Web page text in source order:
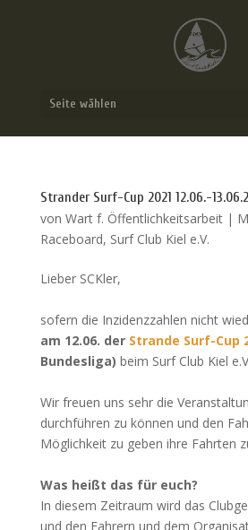
Seite wählen
Strander Surf-Cup 2021 12.06.-
von Wart f. Öffentlichkeitsarbeit|
Raceboard, Surf Club Kiel e.V.
Lieber SCKler,
sofern die Inzidenzzahlen nicht
am 12.06. der Strande Surf-Cup
Bundesliga) beim Surf Club Kiel
Wir freuen uns sehr die
durchführen zu können und den
Möglichkeit zu geben ihre Fahrten
Was heißt das für euch?
In diesem Zeitraum wird das
und den Fahrern und dem